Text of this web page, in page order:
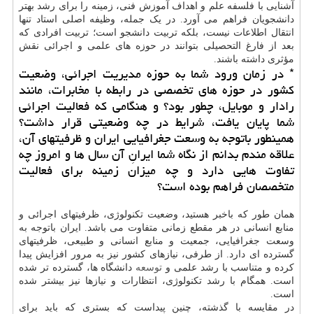
آشنایی با فلسفه علم و اهداف آموزش فنی، زمینه را برای رشد بهتر
دانشجویان فراهم می آورد. در یک جمله، وظیفه اصلی استاد تنها
انتقال اطلاعات نیست، بلکه تربیت دانشجو است؛ تربیت افرادی که
بعد از فارغ التحصیلی بتوانند در حوزه های علمی و اجرائی نقش
مؤثری داشته باشند.
* در زمان ورود شما به حوزه مدیریت اجرائی، وضعیت
کشور در حوزه های تخصصی در رابطه با مخابرات، مانند
رادار و موبایل، چطور بود؟ و هنگامی که فعالیت اجرائی
شما پایان یافت، شرایط در چه وضعیتی قرار داشت؟
همینطور باتوجه به وسعت جغرافیایی ایران و ظرفیتهای آن،
علاقه مندم بدانم از نگاه شما ایرانِ آن سال ها و امروز چه
تفاوت هایی دارد و چه میزان زمینه برای فعالیت
متخصصان فراهم بوده است؟
همان طور که باخبر هستید، وضعیت تکنولوژی، ظرفیتهای اجرائی و
منابع انسانی در هر مقطع زمانی متفاوت می باشد. ایران باتوجه به
وسعت جغرافیایی، جمعیت و منابع انسانی و طبیعی، ظرفیتهای
گسترده ای دارد. از طرفی، نیازهای کشور نیز به مرور افزایش پیدا
کرده و متناسب با رشد علمی و توسعه دانشگاه ها، گسترده تر شده
است. همگام با رشد تکنولوژی، انتظارات و نیازها نیز بیشتر شده
است.
در مقایسه با گذشته، چنین پیداست که بستری که باید برای